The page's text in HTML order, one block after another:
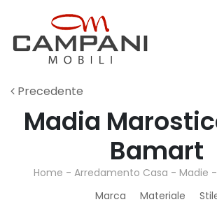
Precedente
Madia
Bamart
Home - Arredamento Casa - Madie -
Marca
Materiale